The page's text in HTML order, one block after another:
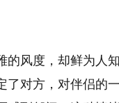
的风度，却鲜为人
了对方，对伴侣的